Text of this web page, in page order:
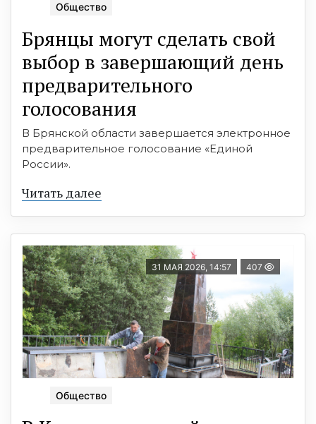
Общество
Брянцы могут сделать свой
выбор в завершающий день
предварительного
голосования
В Брянской области завершается электронное
предварительное голосование «Единой
России».
Читать далее
31 МАЯ 2026, 14:57 407
Общество